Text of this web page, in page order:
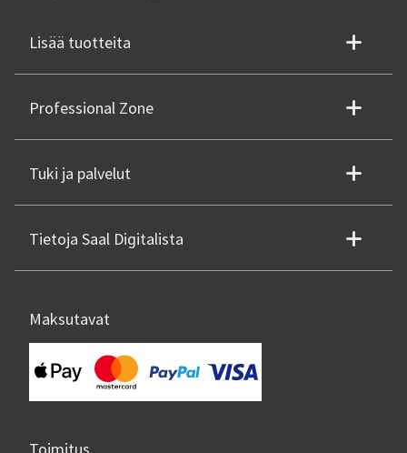
Lisää tuotteita
Professional Zone
Tuki ja palvelut
Tietoja Saal Digitalista
Maksutavat